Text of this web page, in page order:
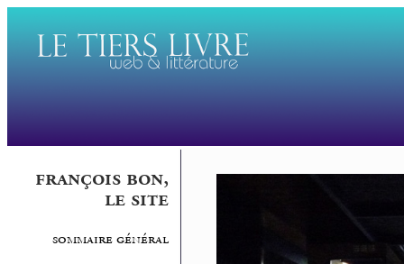
françois bon,
le site
sommaire général